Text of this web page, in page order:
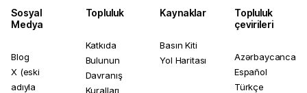
Sosyal
Medya
Blog
X (eski
adıyla
Topluluk
Katkıda
Bulunun
Davranış
Kuralları
Kaynaklar
Basın Kiti
Yol Haritası
Topluluk
çevirileri
Azərbaycanca
Español
Türkçe